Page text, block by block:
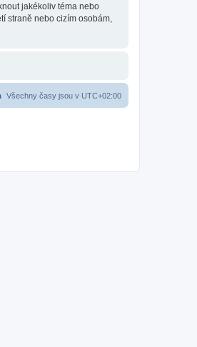
jakékoliv téma nebo
straně nebo cizím osobám,
Všechny časy jsou v UTC+02:00